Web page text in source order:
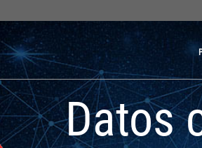
Datos